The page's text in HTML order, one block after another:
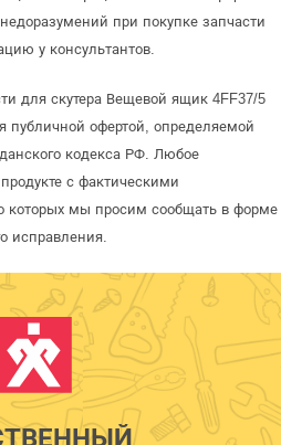
при покупке запчасти
у консультантов.
для скутера Вещевой ящик 4FF37/5
публичной офертой, определяемой
кодекса РФ. Любое
с фактическими
которых мы просим сообщать в форме
исправления.